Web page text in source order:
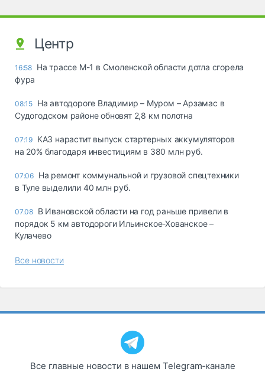
Центр
16:58 На трассе М-1 в Смоленской области дотла сгорела
фура
08:15 На автодороге Владимир – Муром – Арзамас в
Судогодском районе обновят 2,8 км полотна
07:19 КАЗ нарастит выпуск стартерных аккумуляторов
на 20% благодаря инвестициям в 380 млн руб.
07:06 На ремонт коммунальной и грузовой спецтехники
в Туле выделили 40 млн руб.
07.08 В Ивановской области на год раньше привели в
порядок 5 км автодороги Ильинское-Хованское –
Кулачево
Все новости
Все главные новости в нашем Telegram‑канале